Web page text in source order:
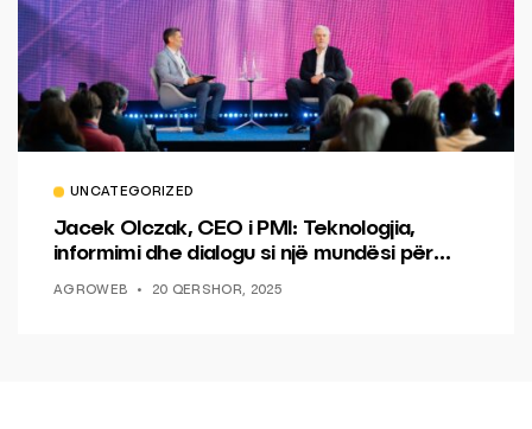
UNCATEGORIZED
Jacek Olczak, CEO i PMI: Teknologjia,
informimi dhe dialogu si një mundësi për
AGROWEB 20 QERSHOR, 2025